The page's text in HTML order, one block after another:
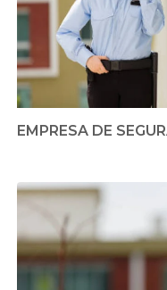
EMPRESA DE